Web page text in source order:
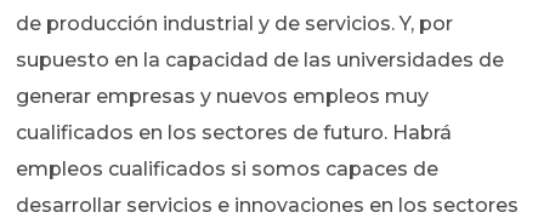
de producción industrial y de servicios. Y, por
supuesto en la capacidad de las universidades de
generar empresas y nuevos empleos muy
cualificados en los sectores de futuro. Habrá
empleos cualificados si somos capaces de
desarrollar servicios e innovaciones en los sectores